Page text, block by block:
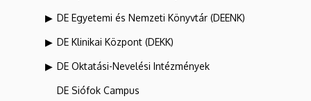
DE Egyetemi és Nemzeti Könyvtár (DEENK)
DE Klinikai Központ (DEKK)
DE Oktatási-Nevelési Intézmények
DE Siófok Campus